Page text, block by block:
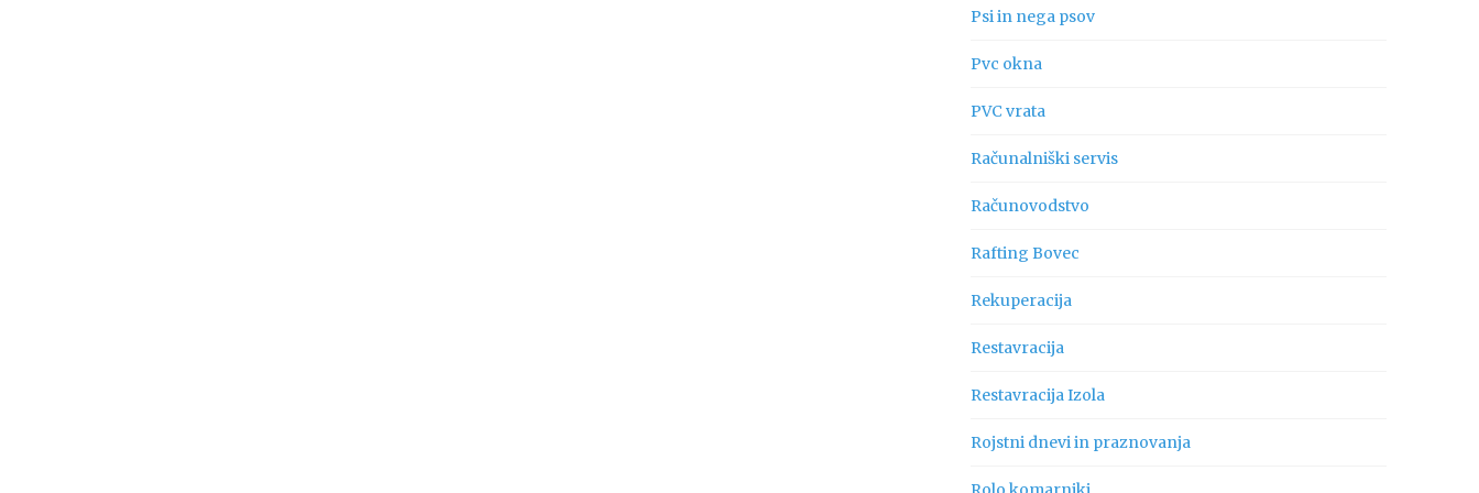
Psi in nega psov
Pvc okna
PVC vrata
Računalniški servis
Računovodstvo
Rafting Bovec
Rekuperacija
Restavracija
Restavracija Izola
Rojstni dnevi in praznovanja